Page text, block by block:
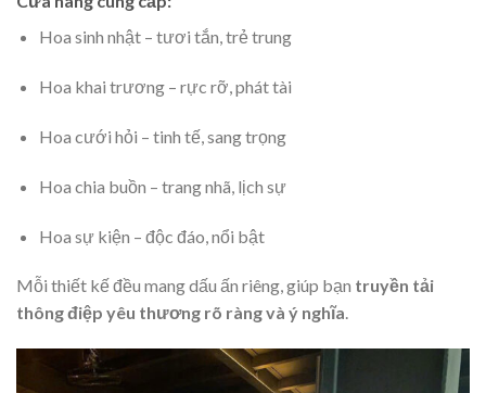
Hoa sinh nhật – tươi tắn, trẻ trung
Hoa khai trương – rực rỡ, phát tài
Hoa cưới hỏi – tinh tế, sang trọng
Hoa chia buồn – trang nhã, lịch sự
Hoa sự kiện – độc đáo, nổi bật
Mỗi thiết kế đều mang dấu ấn riêng, giúp bạn truyền tải
thông điệp yêu thương rõ ràng và ý nghĩa.